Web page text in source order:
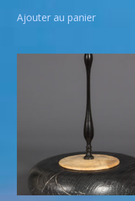
Ajouter au panier